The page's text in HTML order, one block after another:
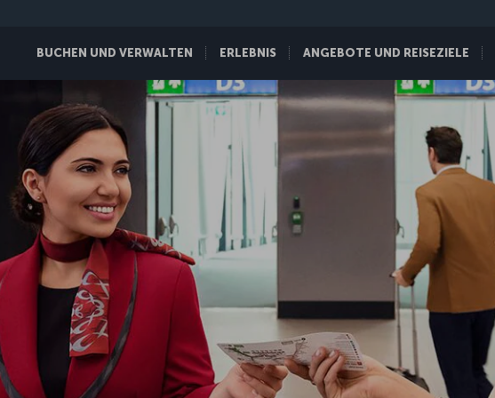
BUCHEN UND VERWALTEN ERLEBNIS ANGEBOTE UND REISEZIELE